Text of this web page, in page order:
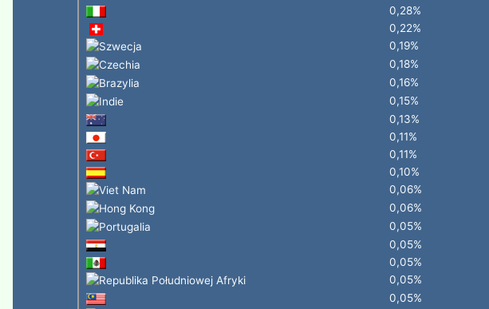
0,28%
0,22%
0,19%
0,18%
0,16%
0,15%
0,13%
0,11%
0,11%
0,10%
0,06%
0,06%
0,05%
0,05%
0,05%
0,05%
0,05%